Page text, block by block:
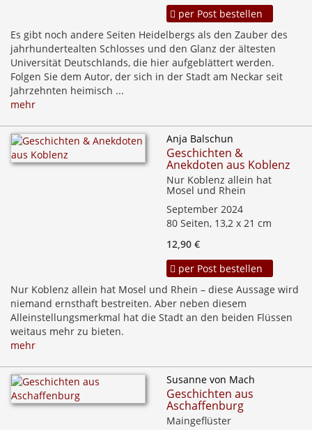
per Post bestellen
Es gibt noch andere Seiten Heidelbergs als den Zauber des
jahrhundertealten Schlosses und den Glanz der ältesten
Universität Deutschlands, die hier aufgeblättert werden.
Folgen Sie dem Autor, der sich in der Stadt am Neckar seit
Jahrzehnten heimisch ...
mehr
Anja Balschun
Geschichten &
Anekdoten aus Koblenz
Nur Koblenz allein hat
Mosel und Rhein
September 2024
80 Seiten, 13,2 x 21 cm
12,90 €
per Post bestellen
Nur Koblenz allein hat Mosel und Rhein – diese Aussage wird
niemand ernsthaft bestreiten. Aber neben diesem
Alleinstellungsmerkmal hat die Stadt an den beiden Flüssen
weitaus mehr zu bieten.
mehr
Susanne von Mach
Geschichten aus
Aschaffenburg
Maingeflüster